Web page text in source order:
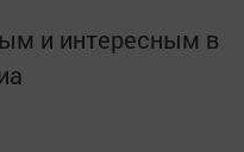
и интересным в